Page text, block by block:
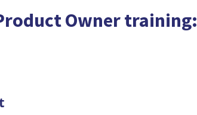
Owner training: